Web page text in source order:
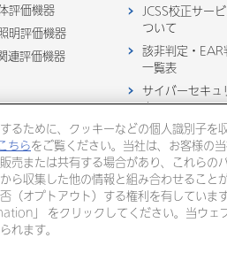
評価機器
明評価機器
連評価機器
JCSS校正サー
ついて
該非判定・EAR
一覧表
サイバーセキュ
応について
製品購入後お問
※ここに記載されている商標は全ての
製薬 大塚製薬工場 大鵬薬品工業
るために、クッキーなどの個人識別子を
ちらをご覧ください。当社は、お客様の
売または共有する場合があり、これらの
ら収集した他の情報と組み合わせること
（オプトアウト）する権利を有していま
」 をクリックしてください。当ウェ
れます。